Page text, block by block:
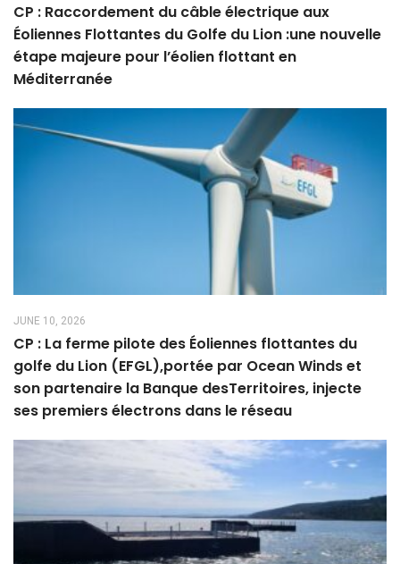
CP : Raccordement du câble électrique aux
Éoliennes Flottantes du Golfe du Lion :une nouvelle
étape majeure pour l’éolien flottant en
Méditerranée
JUNE 10, 2026
CP : La ferme pilote des Éoliennes flottantes du
golfe du Lion (EFGL),portée par Ocean Winds et
son partenaire la Banque desTerritoires, injecte
ses premiers électrons dans le réseau